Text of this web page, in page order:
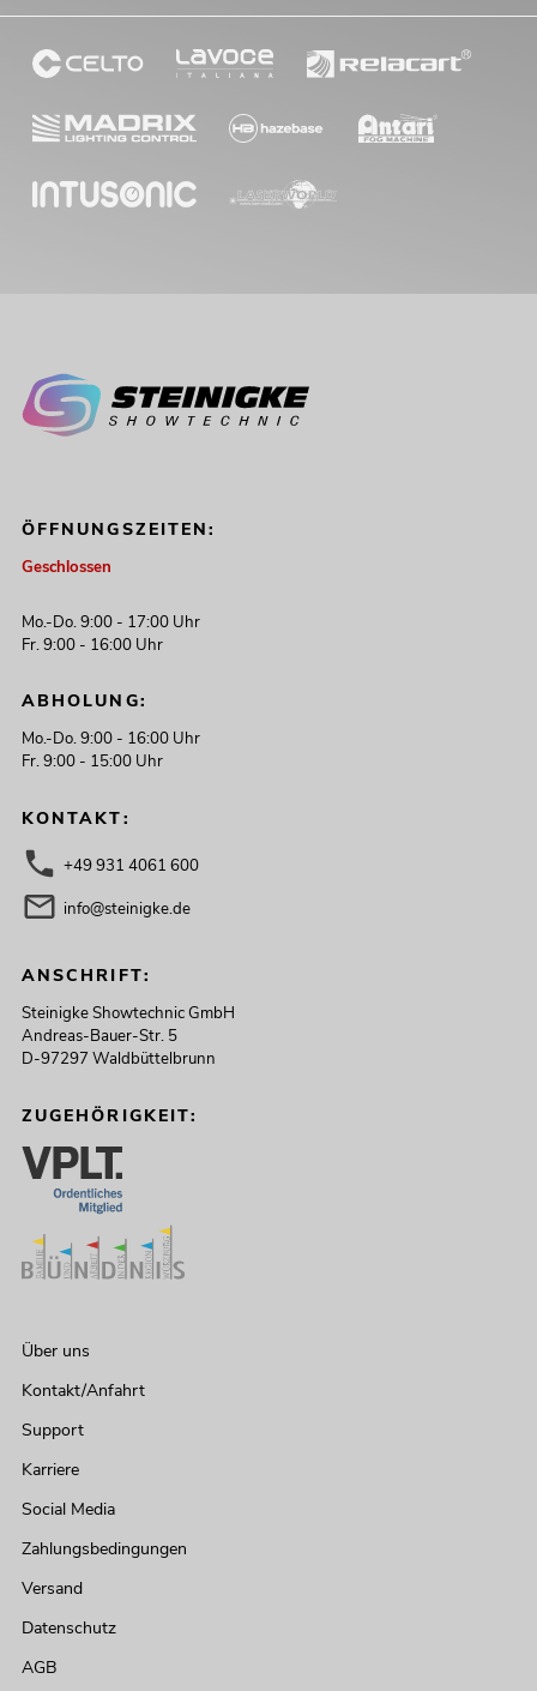
ÖFFNUNGSZEITEN:
Geschlossen
Mo.-Do. 9:00 - 17:00 Uhr
Fr. 9:00 - 16:00 Uhr
ABHOLUNG:
Mo.-Do. 9:00 - 16:00 Uhr
Fr. 9:00 - 15:00 Uhr
KONTAKT:
+49 931 4061 600
info@steinigke.de
ANSCHRIFT:
Steinigke Showtechnic GmbH
Andreas-Bauer-Str. 5
D-97297 Waldbüttelbrunn
ZUGEHÖRIGKEIT:
Über uns
Kontakt/Anfahrt
Support
Karriere
Social Media
Zahlungsbedingungen
Versand
Datenschutz
AGB